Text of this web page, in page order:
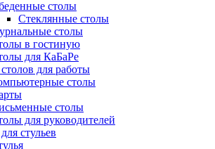
столы
Стеклянные столы
столы
в гостиную
для КаБаРе
для работы
столы
столы
для руководителей
стульев